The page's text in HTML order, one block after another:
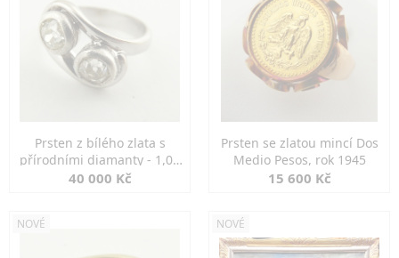
Prsten z bílého zlata s
přírodními diamanty - 1,00
ct
40 000 Kč
Prsten se zlatou mincí Dos
Medio Pesos, rok 1945
15 600 Kč
NOVÉ NOVÉ